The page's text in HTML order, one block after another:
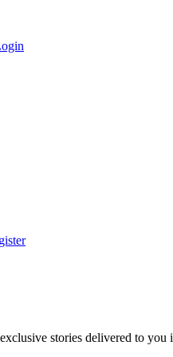
stories delivered to you